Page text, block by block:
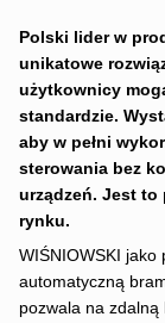
Polski lider w
unikatowe
użytkownicy
standardzie.
aby w pełni
sterowania bez
urządzeń. Jest to
rynku.
WIŚNIOWSKI jako
automatyczną
pozwala na zdalną